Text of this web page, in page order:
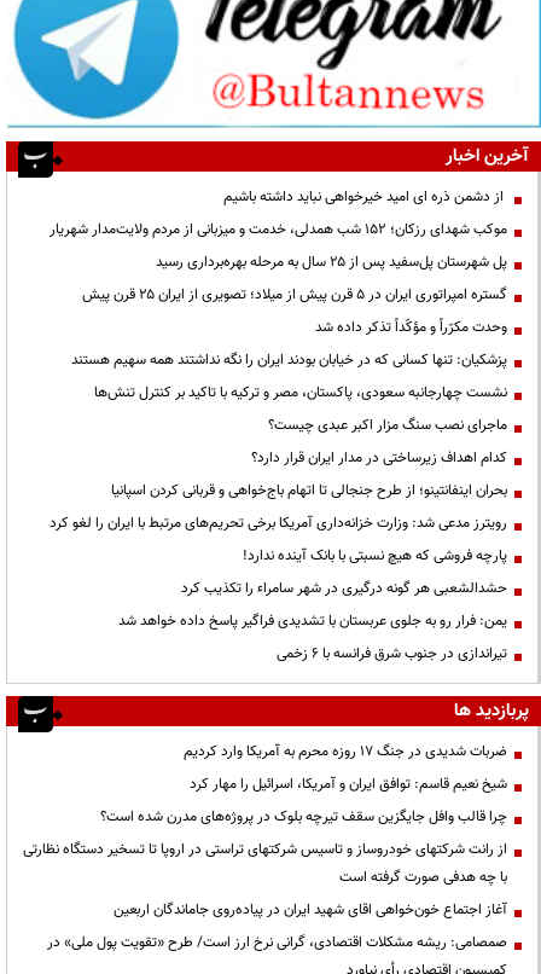
آخرین اخبار
از دشمن ذره ای امید خیرخواهی نباید داشته باشیم
موکب شهدای رزکان؛ ۱۵۲ شب همدلی، خدمت و میزبانی از مردم ولایت‌مدار شهریار
پل شهرستان پل‌سفید پس از ۲۵ سال به مرحله بهره‌برداری رسید
گستره امپراتوری ایران در ۵ قرن پیش از میلاد؛ تصویری از ایران ۲۵ قرن پیش
وحدت مکرّراً و مؤکّداً تذکر داده شد
پزشکیان: تنها کسانی که در خیابان بودند ایران را نگه نداشتند همه سهیم هستند
نشست چهارجانبه سعودی، پاکستان، مصر و ترکیه با تاکید بر کنترل تنش‌ها
ماجرای نصب سنگ مزار اکبر عبدی چیست؟
کدام اهداف زیرساختی در مدار ایران قرار دارد؟
بحران اینفانتینو؛ از طرح جنجالی تا اتهام باج‌خواهی و قربانی کردن اسپانیا
رویترز مدعی شد: وزارت خزانه‌داری آمریکا برخی تحریم‌های مرتبط با ایران را لغو کرد
پارچه فروشی که هیچ نسبتی با بانک آینده ندارد!
حشدالشعبی هر گونه درگیری در شهر سامراء را تکذیب کرد
یمن: فرار رو به جلوی عربستان با تشدیدی فراگیر پاسخ داده خواهد شد
تیراندازی در جنوب شرق فرانسه با ۶ زخمی
پربازدید ها
ضربات شدیدی در جنگ ۱۷ روزه محرم به آمریکا وارد کردیم
شیخ نعیم قاسم: توافق ایران و آمریکا، اسرائیل را مهار کرد
چرا قالب وافل جایگزین سقف تیرچه بلوک در پروژه‌های مدرن شده است؟
از رانت‌ شرکتهای خودروساز و تاسیس شرکتهای تراستی در اروپا تا تسخیر دستگاه نظارتی
با چه هدفی صورت گرفته است
آغاز اجتماع خون‌خواهی اقای شهید ایران در پیاده‌روی جاماندگان اربعین
صمصامی: ریشه مشکلات اقتصادی، گرانی نرخ ارز است/ طرح «تقویت پول ملی» در